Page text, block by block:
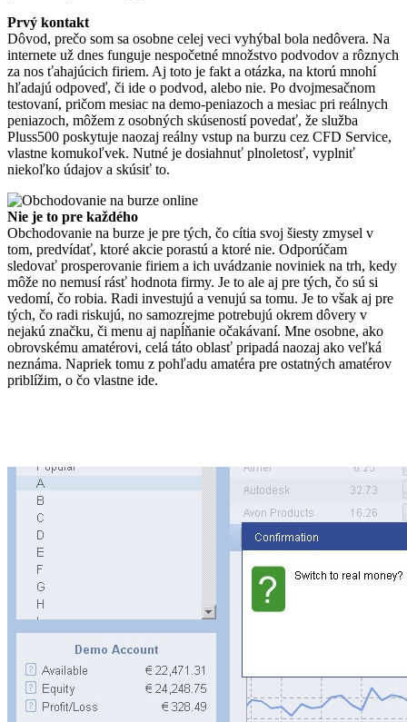
Prvý kontakt
Dôvod, prečo som sa osobne celej veci vyhýbal bola nedôvera. Na
internete už dnes funguje nespočetné množstvo podvodov a rôznych
za nos ťahajúcich firiem. Aj toto je fakt a otázka, na ktorú mnohí
hľadajú odpoveď, či ide o podvod, alebo nie. Po dvojmesačnom
testovaní, pričom mesiac na demo-peniazoch a mesiac pri reálnych
peniazoch, môžem z osobných skúseností povedať, že služba
Pluss500 poskytuje naozaj reálny vstup na burzu cez CFD Service,
vlastne komukoľvek. Nutné je dosiahnuť plnoletosť, vyplniť
niekoľko údajov a skúsiť to.
Nie je to pre každého
Obchodovanie na burze je pre tých, čo cítia svoj šiesty zmysel v
tom, predvídať, ktoré akcie porastú a ktoré nie. Odporúčam
sledovať prosperovanie firiem a ich uvádzanie noviniek na trh, kedy
môže no nemusí rásť hodnota firmy. Je to ale aj pre tých, čo sú si
vedomí, čo robia. Radi investujú a venujú sa tomu. Je to však aj pre
tých, čo radi riskujú, no samozrejme potrebujú okrem dôvery v
nejakú značku, či menu aj napĺňanie očakávaní. Mne osobne, ako
obrovskému amatérovi, celá táto oblasť pripadá naozaj ako veľká
neznáma. Napriek tomu z pohľadu amatéra pre ostatných amatérov
priblížim, o čo vlastne ide.